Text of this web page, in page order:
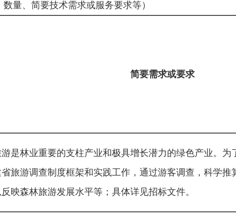
量、简要技术需求或服务要求等）
简要需求或要求
是林业重要的支柱产业和极具增长潜力的绿色产业。为
旅游调查制度框架和实践工作，通过游客调查，科学推
反映森林旅游发展水平等；具体详见招标文件。